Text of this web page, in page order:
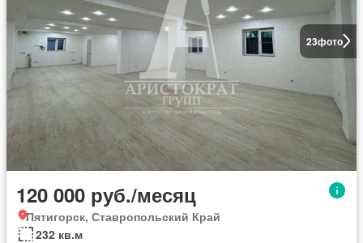
23фото
120 000 руб./месяц
Пятигорск, Ставропольский Край
232 кв.м